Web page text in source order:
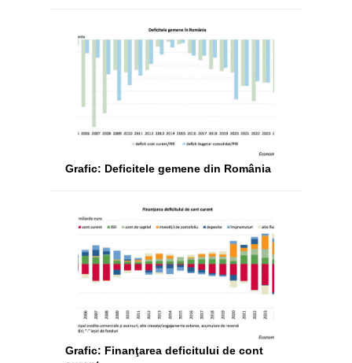
Grafic: Deficitele gemene din România
Grafic: Finanţarea deficitului de cont